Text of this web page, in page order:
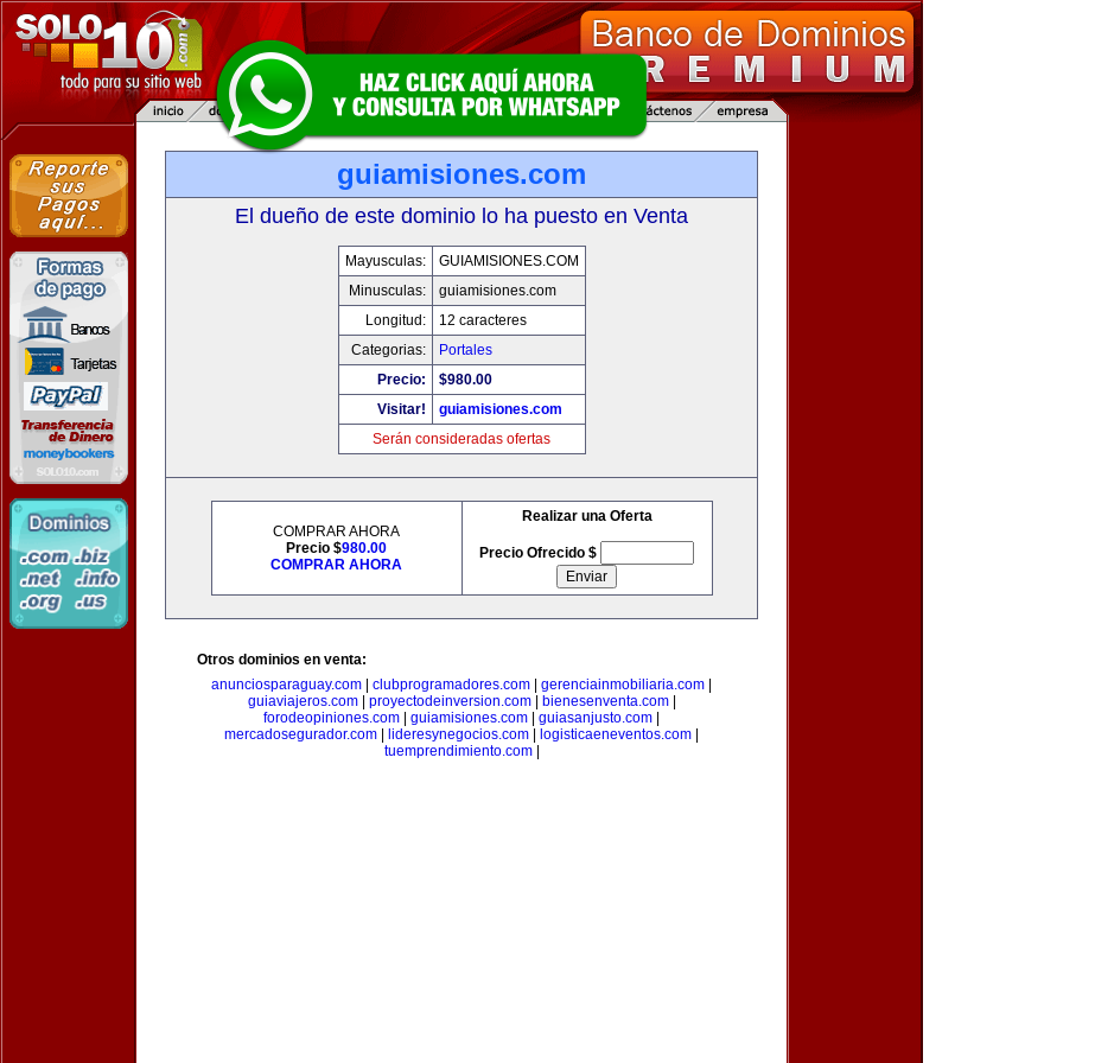
guiamisiones.com
El dueño de este dominio lo ha puesto en Venta
Mayusculas:
GUIAMISIONES.COM
Minusculas:
guiamisiones.com
Longitud:
12 caracteres
Categorias:
Portales
Precio:
$980.00
Visitar!
guiamisiones.com
Serán consideradas ofertas
COMPRAR AHORA
Precio $980.00
COMPRAR AHORA
Realizar una Oferta
Precio Ofrecido $
Otros dominios en venta:
anunciosparaguay.com
clubprogramadores.com gerenciainmobiliaria.com
guiaviajeros.com| proyectodeinversion.com| bienesenventa.com|
forodeopiniones.com
guiamisiones.com guiasanjusto.com
mercadosegurador.com
lideresynegocios.com logisticaeneventos.com
tuemprendimiento.com|